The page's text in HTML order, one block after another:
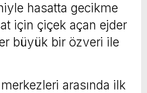
hasatta gecikme
için çiçek açan ejder
büyük bir özveri ile
arasında ilk